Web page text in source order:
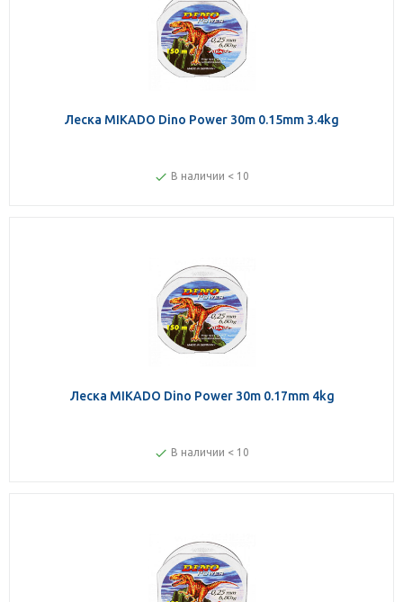
Леска MIKADO Dino Power 30m 0.15mm 3.4kg
В наличии < 10
Леска MIKADO Dino Power 30m 0.17mm 4kg
В наличии < 10